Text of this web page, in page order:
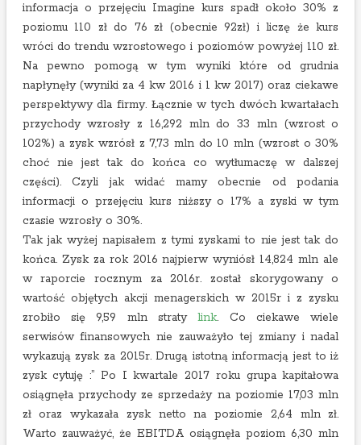
informacja o przejęciu Imagine kurs spadł około 30% z
poziomu 110 zł do 76 zł (obecnie 92zł) i liczę że kurs
wróci do trendu wzrostowego i poziomów powyżej 110 zł.
Na pewno pomogą w tym wyniki które od grudnia
napłynęły (wyniki za 4 kw 2016 i 1 kw 2017) oraz ciekawe
perspektywy dla firmy. Łącznie w tych dwóch kwartałach
przychody wzrosły z 16,292 mln do 33 mln (wzrost o
102%) a zysk wzrósł z 7,73 mln do 10 mln (wzrost o 30%
choć nie jest tak do końca co wytłumaczę w dalszej
części). Czyli jak widać mamy obecnie od podania
informacji o przejęciu kurs niższy o 17% a zyski w tym
czasie wzrosły o 30%.
Tak jak wyżej napisałem z tymi zyskami to nie jest tak do
końca. Zysk za rok 2016 najpierw wyniósł 14,824 mln ale
w raporcie rocznym za 2016r. został skorygowany o
wartość objętych akcji menagerskich w 2015r i z zysku
zrobiło się 9,59 mln stratylink. Co ciekawe wiele
serwisów finansowych nie zauważyło tej zmiany i nadal
wykazują zysk za 2015r. Drugą istotną informacją jest to iż
zysk cytuję :” Po I kwartale 2017 roku grupa kapitałowa
osiągnęła przychody ze sprzedaży na poziomie 17,03 mln
zł oraz wykazała zysk netto na poziomie 2,64 mln zł.
Warto zauważyć, że EBITDA osiągnęła poziom 6,30 mln